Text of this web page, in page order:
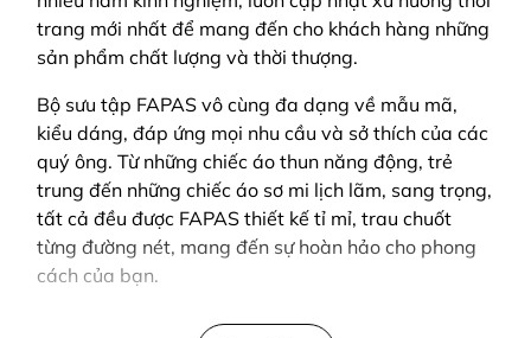
trang mới nhất để mang đến cho khách hàng những
sản phẩm chất lượng và thời thượng.
Bộ sưu tập FAPAS vô cùng đa dạng về mẫu mã,
kiểu dáng, đáp ứng mọi nhu cầu và sở thích của các
quý ông. Từ những chiếc áo thun năng động, trẻ
trung đến những chiếc áo sơ mi lịch lãm, sang trọng,
tất cả đều được FAPAS thiết kế tỉ mỉ, trau chuốt
từng đường nét, mang đến sự hoàn hảo cho phong
cách của bạn.
SẢN PHẨM ĐƯỢC THIẾT KẾ BỞI FAPAS